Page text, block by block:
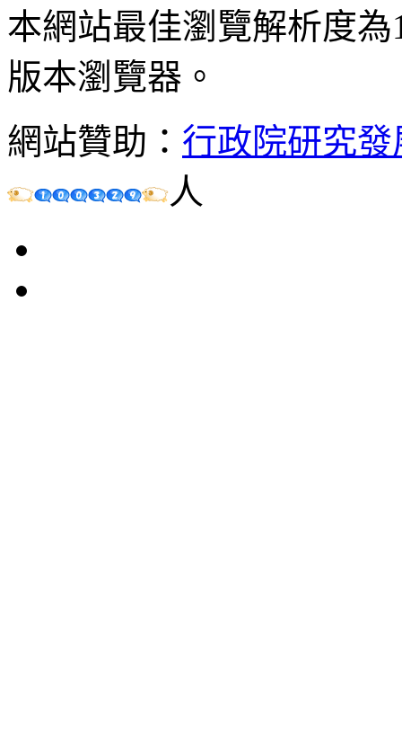
本網站最佳瀏覽解析度
版本瀏覽器。
網站贊助： 行政院研究
人